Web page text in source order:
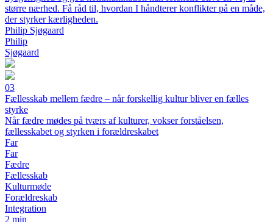
større nærhed. Få råd til, hvordan I håndterer konflikter på en måde,
der styrker kærligheden.
Philip Sjøgaard
Philip
Sjøgaard
03
Fællesskab mellem fædre – når forskellig kultur bliver en fælles
styrke
Når fædre mødes på tværs af kulturer, vokser forståelsen,
fællesskabet og styrken i forældreskabet
Far
Far
Fædre
Fællesskab
Kulturmøde
Forældreskab
Integration
2 min